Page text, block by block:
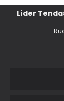
LOCACAO DE
LOCACAO DE
Líder